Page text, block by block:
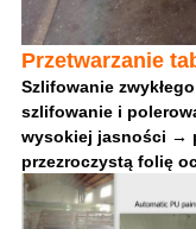
Przetwarzanie
Szlifowanie
szlifowanie i
wysokiej jasności →
przezroczystą folię